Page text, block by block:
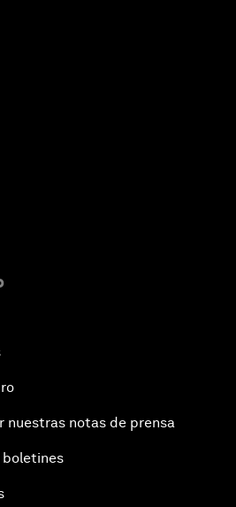
nuestras notas de prensa
boletines